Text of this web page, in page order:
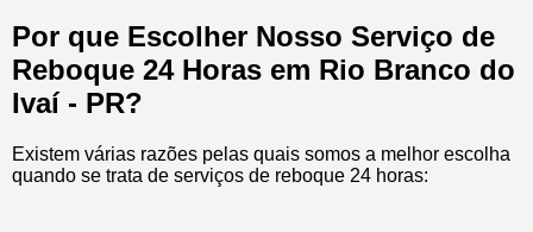
Por que Escolher Nosso Serviço de
Reboque 24 Horas em Rio Branco do
Ivaí - PR?
Existem várias razões pelas quais somos a melhor escolha
quando se trata de serviços de reboque 24 horas: